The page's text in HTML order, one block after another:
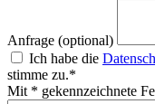
Anfrage (optional)
Ich habe die
stimme zu.*
Mit * gekennzeichnete